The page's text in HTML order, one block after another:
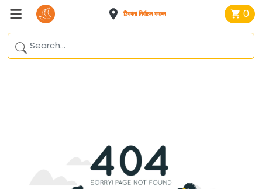
ঠিকানা নির্বাচন করুন 0